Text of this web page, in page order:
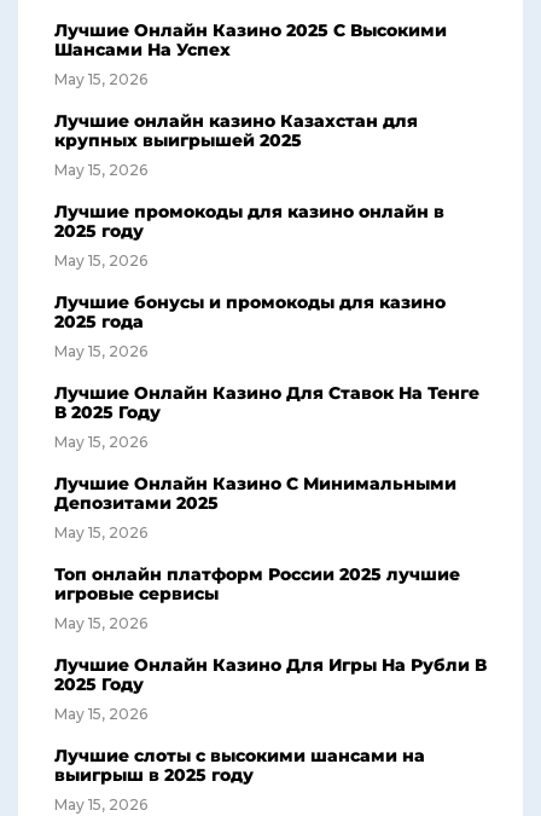
Лучшие Онлайн Казино 2025 С Высокими
Шансами На Успех
May 15, 2026
Лучшие онлайн казино Казахстан для
крупных выигрышей 2025
May 15, 2026
Лучшие промокоды для казино онлайн в
2025 году
May 15, 2026
Лучшие бонусы и промокоды для казино
2025 года
May 15, 2026
Лучшие Онлайн Казино Для Ставок На Тенге
В 2025 Году
May 15, 2026
Лучшие Онлайн Казино С Минимальными
Депозитами 2025
May 15, 2026
Топ онлайн платформ России 2025 лучшие
игровые сервисы
May 15, 2026
Лучшие Онлайн Казино Для Игры На Рубли В
2025 Году
May 15, 2026
Лучшие слоты с высокими шансами на
выигрыш в 2025 году
May 15, 2026